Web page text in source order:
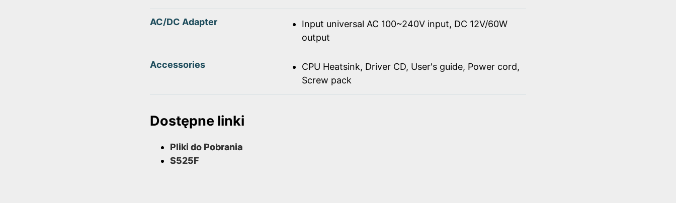
AC/DC Adapter
Input universal AC 100~240V input, DC 12V/60W
output
Accessories
CPU Heatsink, Driver CD, User's guide, Power cord,
Screw pack
Dostępne linki
Pliki do Pobrania
S525F